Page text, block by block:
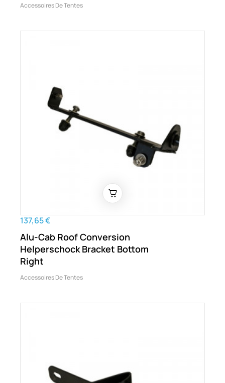
Accessoires De Tentes
137,65 €
Alu-Cab Roof Conversion
Helperschock Bracket Bottom
Right
Accessoires De Tentes